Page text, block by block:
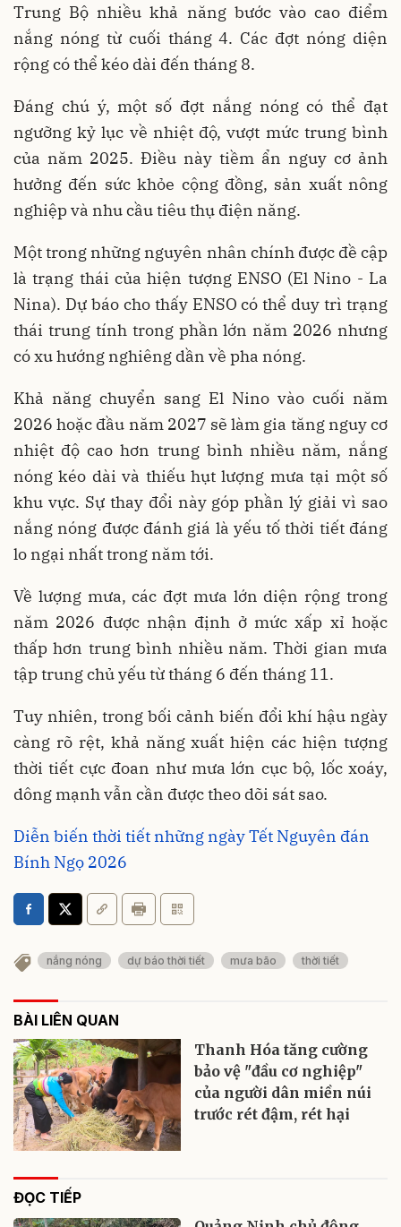
Trung Bộ nhiều khả năng bước vào cao điểm
nắng nóng từ cuối tháng 4. Các đợt nóng diện
rộng có thể kéo dài đến tháng 8.
Đáng chú ý, một số đợt nắng nóng có thể đạt
ngưỡng kỷ lục về nhiệt độ, vượt mức trung bình
của năm 2025. Điều này tiềm ẩn nguy cơ ảnh
hưởng đến sức khỏe cộng đồng, sản xuất nông
nghiệp và nhu cầu tiêu thụ điện năng.
Một trong những nguyên nhân chính được đề cập
là trạng thái của hiện tượng ENSO (El Nino - La
Nina). Dự báo cho thấy ENSO có thể duy trì trạng
thái trung tính trong phần lớn năm 2026 nhưng
có xu hướng nghiêng dần về pha nóng.
Khả năng chuyển sang El Nino vào cuối năm
2026 hoặc đầu năm 2027 sẽ làm gia tăng nguy cơ
nhiệt độ cao hơn trung bình nhiều năm, nắng
nóng kéo dài và thiếu hụt lượng mưa tại một số
khu vực. Sự thay đổi này góp phần lý giải vì sao
nắng nóng được đánh giá là yếu tố thời tiết đáng
lo ngại nhất trong năm tới.
Về lượng mưa, các đợt mưa lớn diện rộng trong
năm 2026 được nhận định ở mức xấp xỉ hoặc
thấp hơn trung bình nhiều năm. Thời gian mưa
tập trung chủ yếu từ tháng 6 đến tháng 11.
Tuy nhiên, trong bối cảnh biến đổi khí hậu ngày
càng rõ rệt, khả năng xuất hiện các hiện tượng
thời tiết cực đoan như mưa lớn cục bộ, lốc xoáy,
dông mạnh vẫn cần được theo dõi sát sao.
Diễn biến thời tiết những ngày Tết Nguyên đán
Bính Ngọ 2026
nắng nóng dự báo thời tiết mưa bão thời tiết
BÀI LIÊN QUAN
Thanh Hóa tăng cường
bảo vệ "đầu cơ nghiệp"
của người dân miền núi
trước rét đậm, rét hại
ĐỌC TIẾP